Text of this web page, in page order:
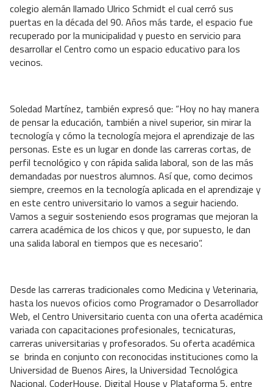
colegio alemán llamado Ulrico Schmidt el cual cerró sus
puertas en la década del 90. Años más tarde, el espacio fue
recuperado por la municipalidad y puesto en servicio para
desarrollar el Centro como un espacio educativo para los
vecinos.
Soledad Martínez, también expresó que: “Hoy no hay manera
de pensar la educación, también a nivel superior, sin mirar la
tecnología y cómo la tecnología mejora el aprendizaje de las
personas. Este es un lugar en donde las carreras cortas, de
perfil tecnológico y con rápida salida laboral, son de las más
demandadas por nuestros alumnos. Así que, como decimos
siempre, creemos en la tecnología aplicada en el aprendizaje y
en este centro universitario lo vamos a seguir haciendo.
Vamos a seguir sosteniendo esos programas que mejoran la
carrera académica de los chicos y que, por supuesto, le dan
una salida laboral en tiempos que es necesario”.
Desde las carreras tradicionales como Medicina y Veterinaria,
hasta los nuevos oficios como Programador o Desarrollador
Web, el Centro Universitario cuenta con una oferta académica
variada con capacitaciones profesionales, tecnicaturas,
carreras universitarias y profesorados. Su oferta académica
se brinda en conjunto con reconocidas instituciones como la
Universidad de Buenos Aires, la Universidad Tecnológica
Nacional, CoderHouse, Digital House y Plataforma 5, entre